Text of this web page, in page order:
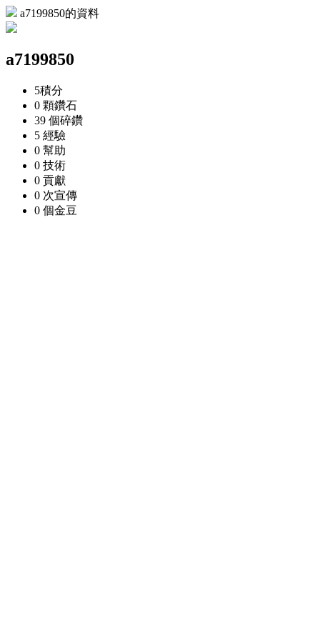
a7199850的資料
a7199850
5積分
0 顆鑽石
39 個碎鑽
5 經驗
0 幫助
0 技術
0 貢獻
0 次宣傳
0 個金豆